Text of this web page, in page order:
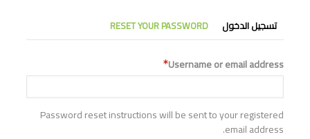
التبويبات
الأساسية
تسجيل الدخول RESET YOUR PASSWORD
Username or email address
Password reset instructions will be sent to your registered
email address.